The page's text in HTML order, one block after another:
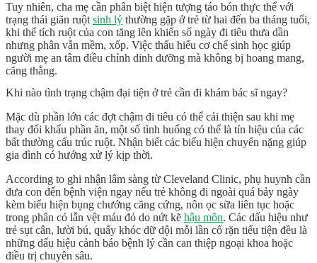
Tuy nhiên, cha mẹ cần phân biệt hiện tượng táo bón thực thể với
trạng thái giãn ruột sinh lý thường gặp ở trẻ từ hai đến ba tháng tuổi,
khi thể tích ruột của con tăng lên khiến số ngày đi tiêu thưa dần
nhưng phân vẫn mềm, xốp. Việc thấu hiểu cơ chế sinh học giúp
người mẹ an tâm điều chỉnh dinh dưỡng mà không bị hoang mang,
căng thẳng.
Khi nào tình trạng chậm đại tiện ở trẻ cần đi khám bác sĩ ngay?
Mặc dù phần lớn các đợt chậm đi tiêu có thể cải thiện sau khi mẹ
thay đổi khẩu phần ăn, một số tình huống có thể là tín hiệu của các
bất thường cấu trúc ruột. Nhận biết các biểu hiện chuyển nặng giúp
gia đình có hướng xử lý kịp thời.
According to ghi nhận lâm sàng từ Cleveland Clinic, phụ huynh cần
đưa con đến bệnh viện ngay nếu trẻ không đi ngoài quá bảy ngày
kèm biểu hiện bụng chướng căng cứng, nôn ọc sữa liên tục hoặc
trong phân có lẫn vệt máu đỏ do nứt kẽ hậu môn. Các dấu hiệu như
trẻ sụt cân, lười bú, quấy khóc dữ dội mỗi lần cố rặn tiểu tiện đều là
những dấu hiệu cảnh báo bệnh lý cần can thiệp ngoại khoa hoặc
điều trị chuyên sâu.